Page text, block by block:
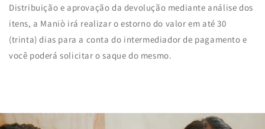
Distribuição e aprovação da devolução mediante análise dos
itens, a Maniò irá realizar o estorno do valor em até 30
(trinta) dias para a conta do intermediador de pagamento e
você poderá solicitar o saque do mesmo.